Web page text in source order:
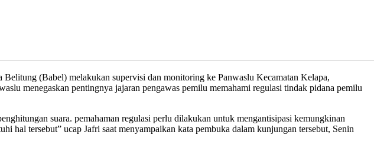
(Babel) melakukan supervisi dan monitoring ke Panwaslu Kecamatan Kelapa,
menegaskan pentingnya jajaran pengawas pemilu memahami regulasi tindak pidana pemilu
suara. pemahaman regulasi perlu dilakukan untuk mengantisipasi kemungkinan
hal tersebut” ucap Jafri saat menyampaikan kata pembuka dalam kunjungan tersebut, Senin